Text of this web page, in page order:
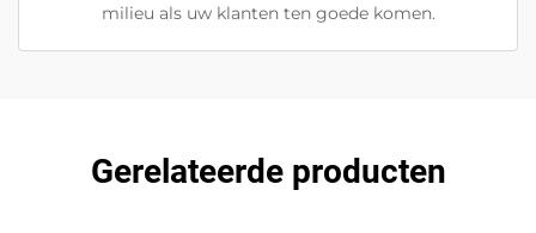
milieu als uw klanten ten goede komen.
Gerelateerde producten